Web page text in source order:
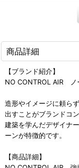
商品詳細
【ブランド紹介】
NO CONTROL AIR ノ
造形やイメージに頼ら
出すことがブランドコン
建築を学んだデザイナ
ーンが特徴的です。
【商品詳細】